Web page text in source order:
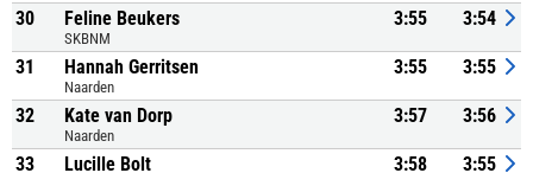
30 Feline Beukers
SKBNM
3:55 3:54
31 Hannah Gerritsen
Naarden
3:55 3:55
32 Kate van Dorp
Naarden
3:57 3:56
33 Lucille Bolt 3:58 3:55